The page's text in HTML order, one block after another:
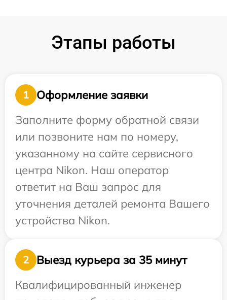
Этапы работы
1
Оформление заявки
Заполните форму обратной связи
или позвоните нам по номеру,
указанному на сайте сервисного
центра Nikon. Наш оператор
ответит на Ваш запрос для
уточнения деталей ремонта Вашего
устройства Nikon.
2
Выезд курьера за 35 минут
Квалифицированный инженер